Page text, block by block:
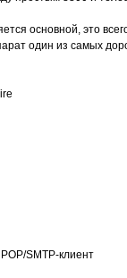
основной, это
один из самых
SMTP-клиент